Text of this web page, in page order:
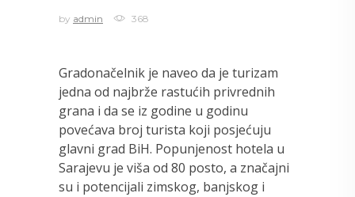
by admin 368
Gradonačelnik je naveo da je turizam
jedna od najbrže rastućih privrednih
grana i da se iz godine u godinu
povećava broj turista koji posjećuju
glavni grad BiH. Popunjenost hotela u
Sarajevu je viša od 80 posto, a značajni
su i potencijali zimskog, banjskog i